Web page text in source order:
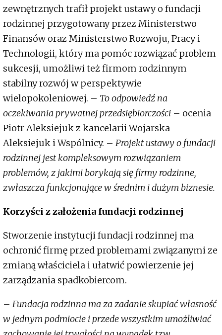
zewnętrznych trafił projekt ustawy o fundacji
rodzinnej przygotowany przez Ministerstwo
Finansów oraz Ministerstwo Rozwoju, Pracy i
Technologii, który ma pomóc rozwiązać problem
sukcesji, umożliwi też firmom rodzinnym
stabilny rozwój w perspektywie
wielopokoleniowej. – To odpowiedź na
oczekiwania prywatnej przedsiębiorczości – ocenia
Piotr Aleksiejuk z kancelarii Wojarska
Aleksiejuk i Wspólnicy. – Projekt ustawy o fundacji
rodzinnej jest kompleksowym rozwiązaniem
problemów, z jakimi borykają się firmy rodzinne,
zwłaszcza funkcjonujące w średnim i dużym biznesie.
Korzyści z założenia fundacji rodzinnej
Stworzenie instytucji fundacji rodzinnej ma
ochronić firmę przed problemami związanymi ze
zmianą właściciela i ułatwić powierzenie jej
zarządzania spadkobiercom.
– Fundacja rodzinna ma za zadanie skupiać własność
w jednym podmiocie i przede wszystkim umożliwiać